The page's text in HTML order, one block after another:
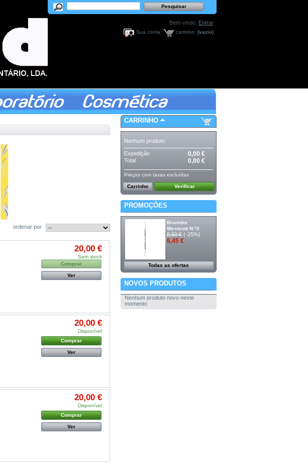
Bem-vindo, Entrar
carrinho: (vazio)
Sua conta
ordenar por
20,00 €
Sem stock
Comprar
Ver
20,00 €
Disponível
Comprar
Ver
20,00 €
Disponível
Comprar
Ver
CARRINHO
Nenhum produto
Expedição 0,00 €
Total 0,00 €
Preços com taxas excluídas
Carrinho Verificar
PROMOÇÕES
Brunidor
Westcott N.º2
8,60 € (-25%)
6,45 €
Todas as ofertas
NOVOS PRODUTOS
Nenhum produto novo neste
momento